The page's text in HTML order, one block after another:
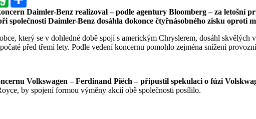
Daimler-Benz realizoval – podle agentury Bloomberg – za letošní
společnosti Daimler-Benz dosáhla dokonce čtyřnásobného zisku oproti
který se v dohledné době spojí s americkým Chryslerem, dosáhl
před třemi lety. Podle vedení koncernu pomohlo zejména snížení
Volkswagen – Ferdinand Piëch – připustil spekulaci o fúzi
by spojení formou výměny akcií obě společnosti posílilo.